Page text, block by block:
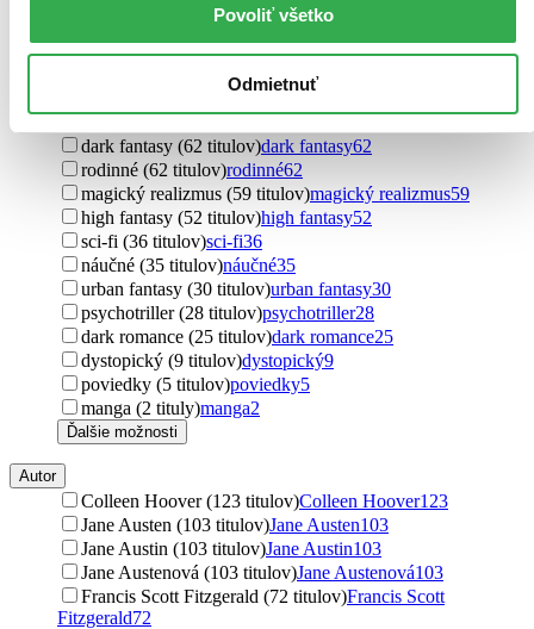
Povoliť všetko
Odmietnuť
fantasy (546 titulov)fantasy546
thrillery (232 titulov)thrillery232
komiksy (118 titulov) komiksy
118
dark fantasy (62 titulov)dark fantasy62
rodinné (62 titulov)rodinné62
magický realizmus (59 titulov)magický realizmus59
high fantasy (52 titulov)high fantasy52
sci-fi (36 titulov)sci-fi36
náučné (35 titulov)náučné35
urban fantasy (30 titulov)urban fantasy30
psychotriller (28 titulov)psychotriller28
dark romance (25 titulov)dark romance25
dystopický (9 titulov)dystopický9
poviedky (5 titulov)poviedky5
manga (2 tituly)manga2
Ďalšie možnosti
Autor
Colleen Hoover (123 titulov)Colleen Hoover123
Jane Austen (103 titulov)Jane Austen103
Jane Austin (103 titulov)Jane Austin103
Jane Austenová (103 titulov)Jane Austenová103
Francis Scott Fitzgerald (72 titulov)Francis Scott
Fitzgerald72